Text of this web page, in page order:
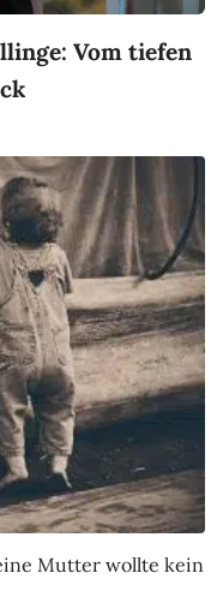
Vom tiefen
Mutter wollte kein